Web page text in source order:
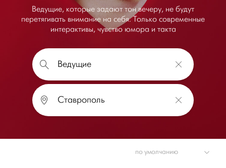
Ведущие, которые задают тон вечеру, не будут
перетягивать внимание на себя. Только современные
интерактивы, чувство юмора и такта